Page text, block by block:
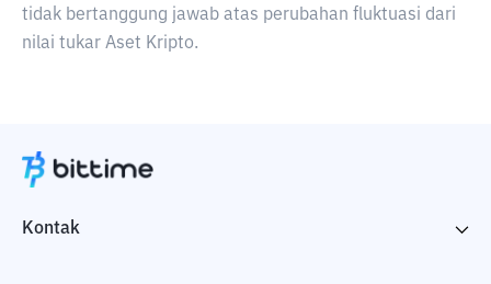
tidak bertanggung jawab atas perubahan fluktuasi dari
nilai tukar Aset Kripto.
Kontak